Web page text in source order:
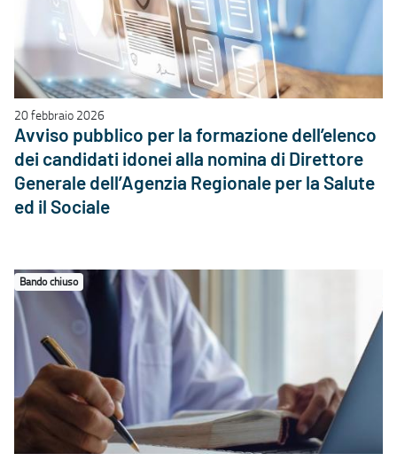
20 febbraio 2026
Avviso pubblico per la formazione dell’elenco
dei candidati idonei alla nomina di Direttore
Generale dell’Agenzia Regionale per la Salute
ed il Sociale
Bando chiuso